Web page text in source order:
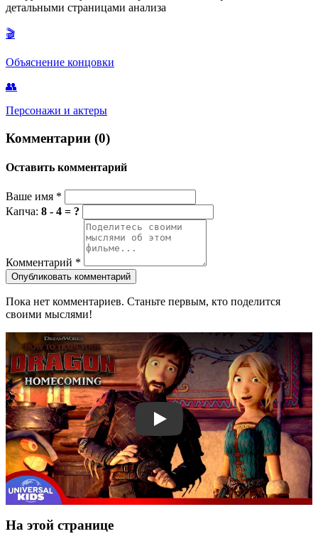
мира, созданного их родителями.
детальными страницами анализа
🎬
Объяснение концовки
👥
Персонажи и актеры
Комментарии (0)
Оставить комментарий
Ваше имя *
Капча: 8 - 4 = ?
Комментарий *
Опубликовать комментарий
Пока нет комментариев. Станьте первым, кто поделится
своими мыслями!
Смотреть трейлер
На этой странице